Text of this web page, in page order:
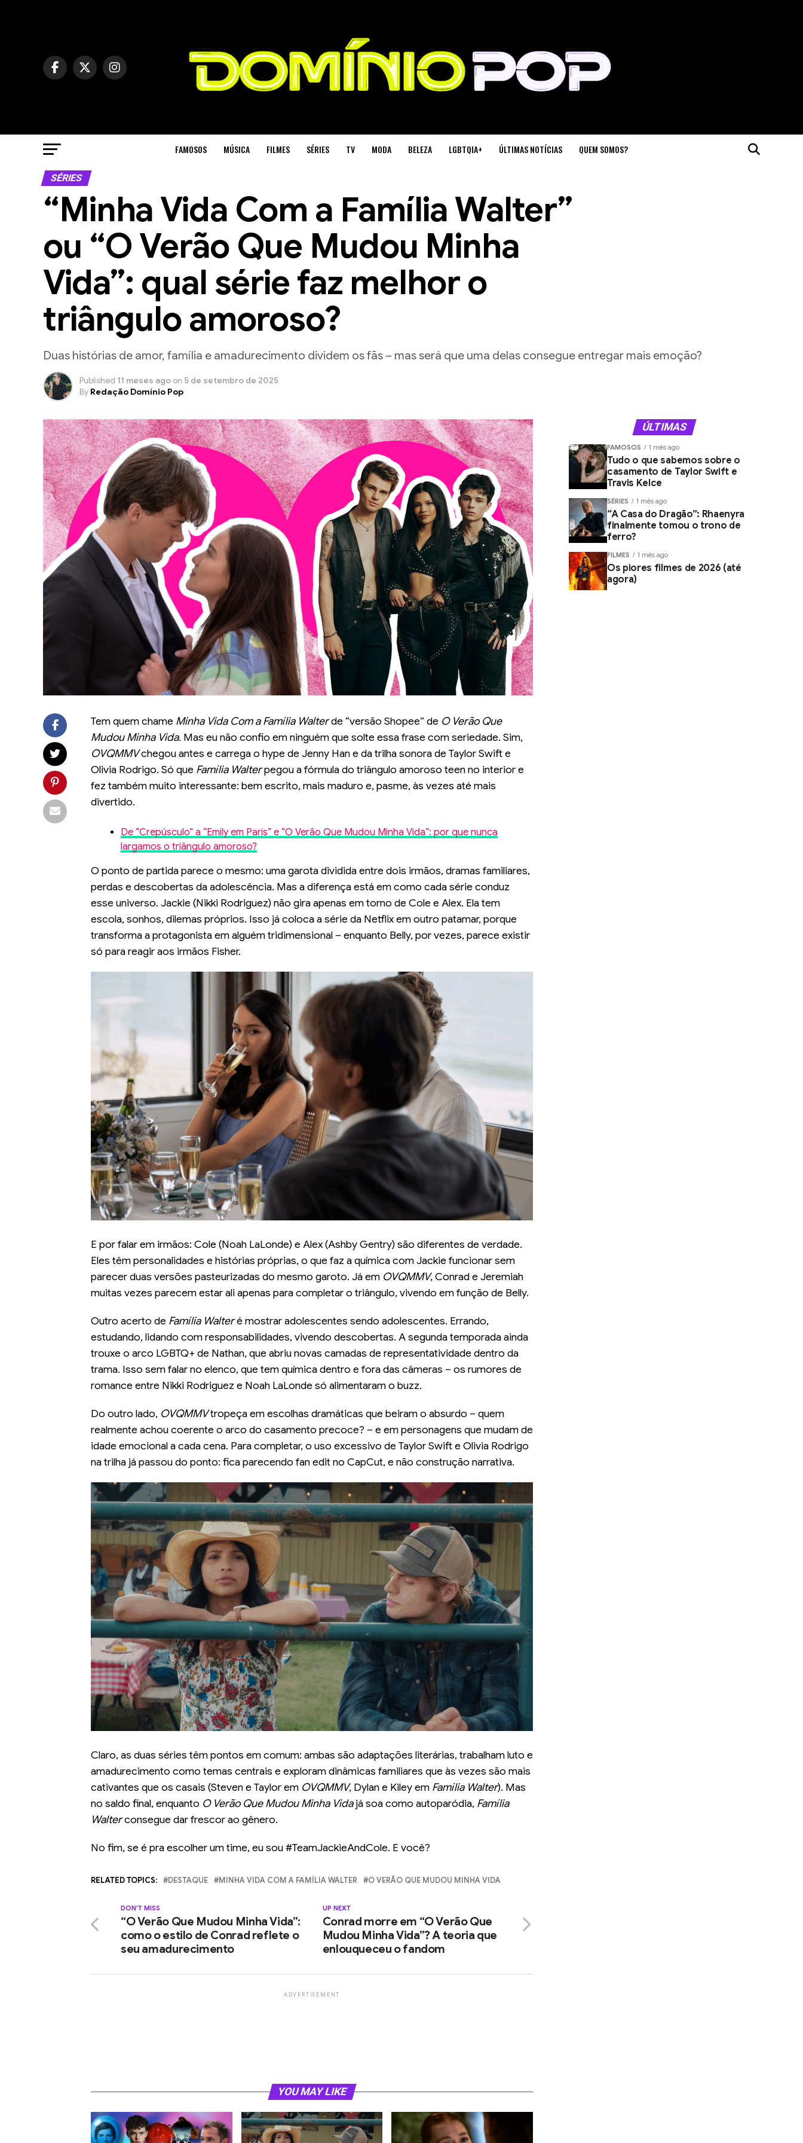
FAMOSOS MÚSICA FILMES SÉRIES TV MODA BELEZA LGBTQIA+ ÚLTIMAS NOTÍCIAS QUEM SOMOS?
SÉRIES
“Minha Vida Com a Família Walter”
ou “O Verão Que Mudou Minha
Vida”: qual série faz melhor o
triângulo amoroso?
Duas histórias de amor, família e amadurecimento dividem os fãs – mas será que uma delas consegue entregar mais emoção?
Published 11 meses ago on 5 de setembro de 2025
By Redação Domínio Pop
Tem quem chame Minha Vida Com a Família Walterde “versão Shopee” de O Verão Que
Mudou Minha Vida. Mas eu não confio em ninguém que solte essa frase com seriedade. Sim,
OVQMMVchegou antes e carrega o hype de Jenny Han e da trilha sonora de Taylor Swift e
Olivia Rodrigo. Só que Família Walterpegou a fórmula do triângulo amoroso teen no interior e
fez também muito interessante: bem escrito, mais maduro e, pasme, às vezes até mais
divertido.
De “Crepúsculo” a “Emily em Paris” e “O Verão Que Mudou Minha Vida”: por que nunca
largamos o triângulo amoroso?
O ponto de partida parece o mesmo: uma garota dividida entre dois irmãos, dramas familiares,
perdas e descobertas da adolescência. Mas a diferença está em como cada série conduz
esse universo. Jackie (Nikki Rodriguez) não gira apenas em torno de Cole e Alex. Ela tem
escola, sonhos, dilemas próprios. Isso já coloca a série da Netflix em outro patamar, porque
transforma a protagonista em alguém tridimensional – enquanto Belly, por vezes, parece existir
só para reagir aos irmãos Fisher.
E por falar em irmãos: Cole (Noah LaLonde) e Alex (Ashby Gentry) são diferentes de verdade.
Eles têm personalidades e histórias próprias, o que faz a química com Jackie funcionar sem
parecer duas versões pasteurizadas do mesmo garoto. Já em OVQMMV, Conrad e Jeremiah
muitas vezes parecem estar ali apenas para completar o triângulo, vivendo em função de Belly.
Outro acerto de Família Walteré mostrar adolescentes sendo adolescentes. Errando,
estudando, lidando com responsabilidades, vivendo descobertas. A segunda temporada ainda
trouxe o arco LGBTQ+ de Nathan, que abriu novas camadas de representatividade dentro da
trama. Isso sem falar no elenco, que tem química dentro e fora das câmeras – os rumores de
romance entre Nikki Rodriguez e Noah LaLonde só alimentaram o buzz.
Do outro lado, OVQMMVtropeça em escolhas dramáticas que beiram o absurdo – quem
realmente achou coerente o arco do casamento precoce? – e em personagens que mudam de
idade emocional a cada cena. Para completar, o uso excessivo de Taylor Swift e Olivia Rodrigo
na trilha já passou do ponto: fica parecendo fan edit no CapCut, e não construção narrativa.
Claro, as duas séries têm pontos em comum: ambas são adaptações literárias, trabalham luto e
amadurecimento como temas centrais e exploram dinâmicas familiares que às vezes são mais
cativantes que os casais (Steven e Taylor em OVQMMV, Dylan e Kiley em Família Walter). Mas
no saldo final, enquanto O Verão Que Mudou Minha Vidajá soa como autoparódia, Família
Walterconsegue dar frescor ao gênero.
No fim, se é pra escolher um time, eu sou #TeamJackieAndCole. E você?
RELATED TOPICS: DESTAQUE MINHA VIDA COM A FAMÍLIA WALTER O VERÃO QUE MUDOU MINHA VIDA
UP NEXT
Conrad morre em “O Verão Que
Mudou Minha Vida”? A teoria que
enlouqueceu o fandom
DON'T MISS
“O Verão Que Mudou Minha Vida”:
como o estilo de Conrad reflete o
seu amadurecimento
ADVERTISEMENT
YOU MAY LIKE
ÚLTIMAS
FAMOSOS 1 mês ago
Tudo o que sabemos sobre o
casamento de Taylor Swift e
Travis Kelce
SÉRIES 1 mês ago
“A Casa do Dragão”: Rhaenyra
finalmente tomou o trono de
ferro?
FILMES 1 mês ago
Os piores filmes de 2026 (até
agora)